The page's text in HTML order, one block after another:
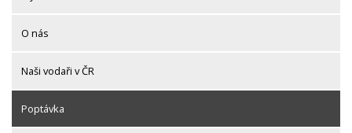
O nás
Naši vodaři v ČR
Poptávka